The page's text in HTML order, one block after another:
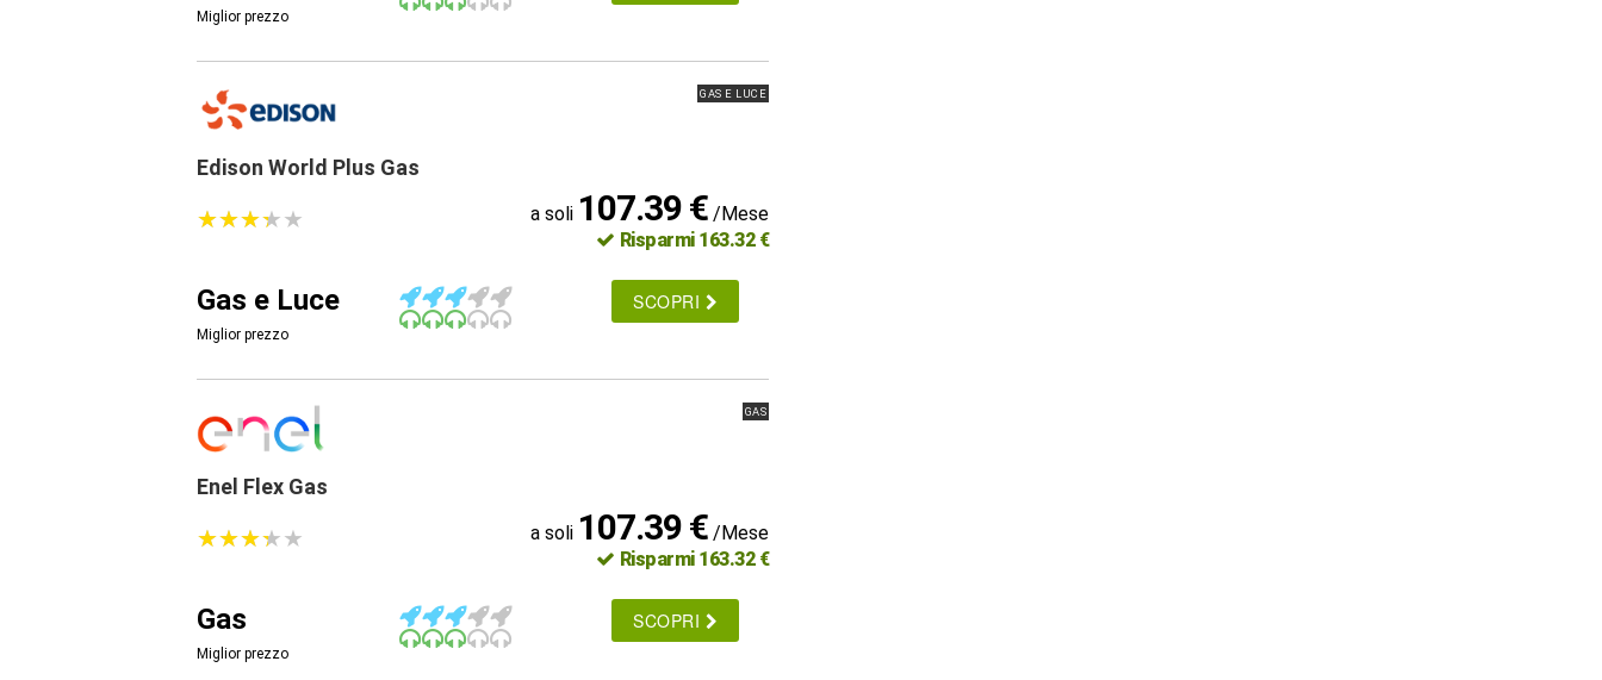
Miglior prezzo
GAS E LUCE
Edison World Plus Gas
★★★★★
★★★★★ a soli 107.39 € /Mese
Risparmi 163.32 €
Gas e Luce
Miglior prezzo
SCOPRI
GAS
Enel Flex Gas
★★★★★
★★★★★ a soli 107.39 € /Mese
Risparmi 163.32 €
Gas
Miglior prezzo
SCOPRI